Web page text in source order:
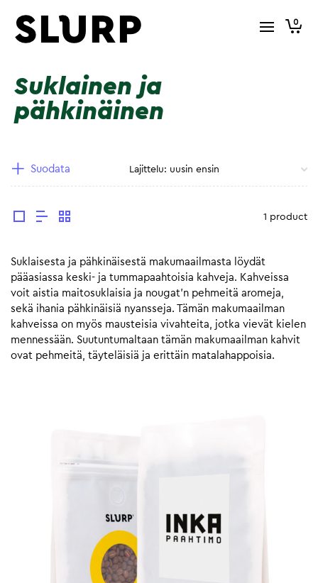
0
Suklainen ja
pähkinäinen
Suodata
1 product
Suklaisesta ja pähkinäisestä makumaailmasta löydät
pääasiassa keski- ja tummapaahtoisia kahveja. Kahveissa
voit aistia maitosuklaisia ja nougat’n pehmeitä aromeja,
sekä ihania pähkinäisiä nyansseja. Tämän makumaailman
kahveissa on myös mausteisia vivahteita, jotka vievät kielen
mennessään. Suutuntumaltaan tämän makumaailman kahvit
ovat pehmeitä, täyteläisiä ja erittäin matalahappoisia.